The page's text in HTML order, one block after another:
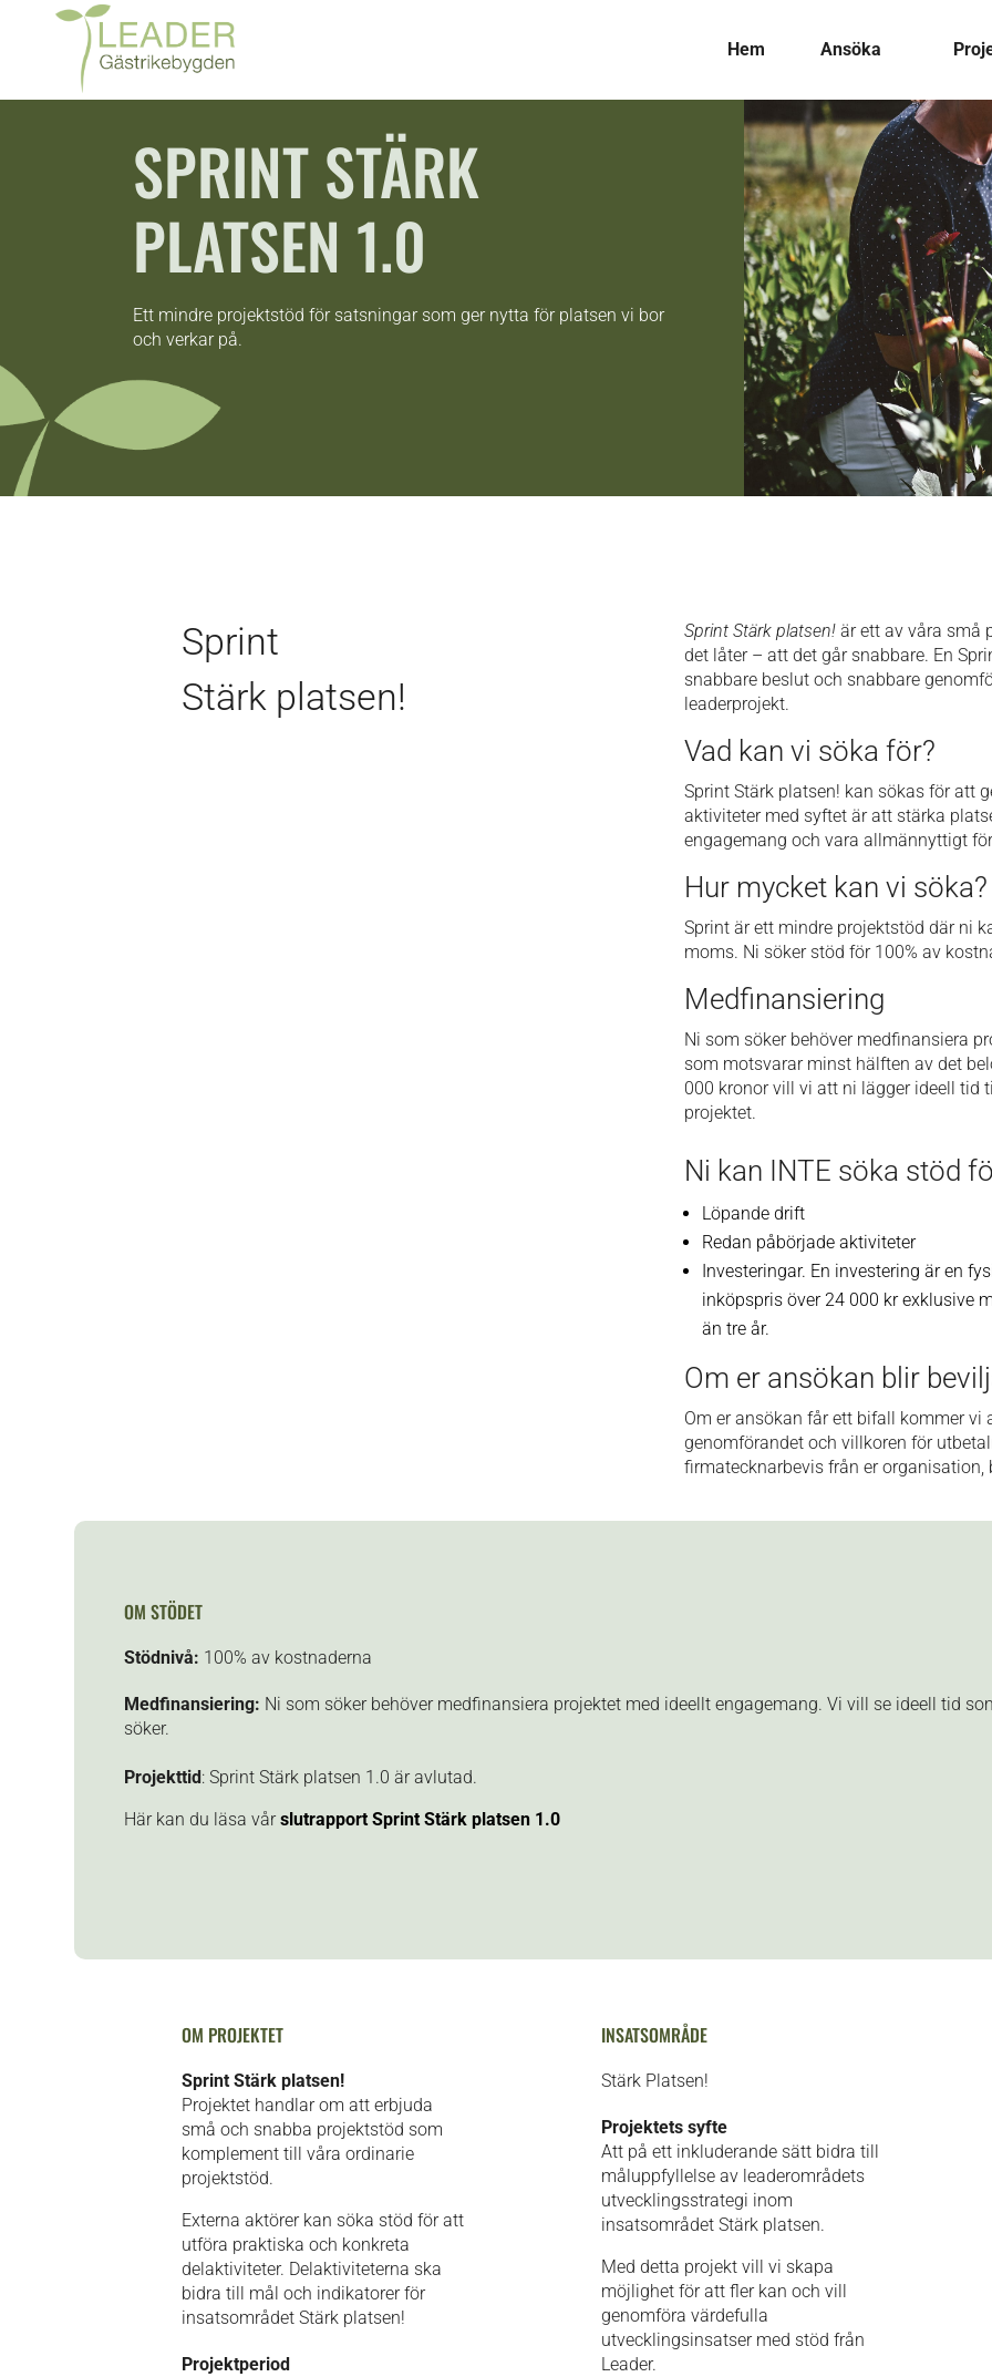
Hem Ansöka
SPRINT STÄRK
PLATSEN 1.0
Ett mindre projektstöd för satsningar som ger nytta för platsen vi bor
och verkar på.
Sprint
Stärk platsen!
Sprint Stärk platsen!är ett av våra små
det låter – att det går snabbare. En
snabbare beslut och snabbare
leaderprojekt.
Vad kan vi söka för?
Sprint Stärk platsen! kan sökas för att
aktiviteter med syftet är att stärka
engagemang och vara allmännyttigt
Hur mycket kan vi söka?
Sprint är ett mindre projektstöd där ni
moms. Ni söker stöd för 100% av
Medfinansiering
Ni som söker behöver medfinansiera
som motsvarar minst hälften av det
000 kronor vill vi att ni lägger ideell tid
projektet.
Ni kan INTE söka stöd
Löpande drift
Redan påbörjade aktiviteter
Investeringar. En investering är en
inköpspris över 24 000 kr exklusive
än tre år.
Om er ansökan blir
Om er ansökan får ett bifall kommer vi
genomförandet och villkoren för
firmatecknarbevis från er organisation,
OM STÖDET
Stödnivå: 100% av kostnaderna
Medfinansiering: Ni som söker behöver medfinansiera projektet med ideellt engagemang. Vi vill se ideell tid
söker.
Projekttid : Sprint Stärk platsen 1.0 är avlutad.
Här kan du läsa vårslutrapport Sprint Stärk platsen 1.0
OM PROJEKTET
Sprint Stärk platsen!
Projektet handlar om att erbjuda
små och snabba projektstöd som
komplement till våra ordinarie
projektstöd.
Externa aktörer kan söka stöd för att
utföra praktiska och konkreta
delaktiviteter. Delaktiviteterna ska
bidra till mål och indikatorer för
insatsområdet Stärk platsen!
Projektperiod
INSATSOMRÅDE
Stärk Platsen!
Projektets syfte
Att på ett inkluderande sätt bidra till
måluppfyllelse av leaderområdets
utvecklingsstrategi inom
insatsområdet Stärk platsen.
Med detta projekt vill vi skapa
möjlighet för att fler kan och vill
genomföra värdefulla
utvecklingsinsatser med stöd från
Leader.